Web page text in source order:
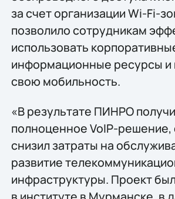
за счет организации Wi-Fi-
позволило сотрудникам
использовать
информационные ресурсы и
свою мобильность.
«В результате ПИНРО
полноценное VoIP-
снизил затраты на
развитие
инфраструктуры. Проект